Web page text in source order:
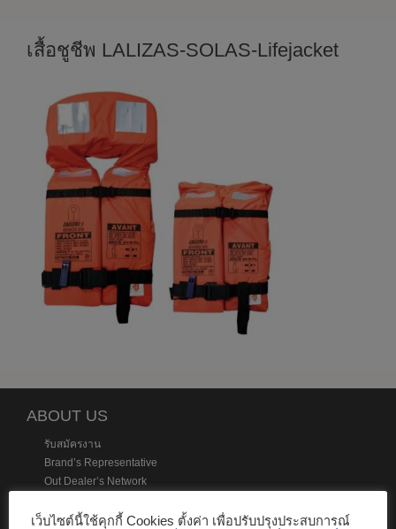
เสื้อชูชีพ LALIZAS-SOLAS-Lifejacket
ABOUT US
รับสมัครงาน
Brand’s Representative
Out Dealer’s Network
Contact Us
เว็บไซต์นี้ใช้คุกกี้ Cookies ตั้งค่า เพื่อปรับปรุงประสบการณ์